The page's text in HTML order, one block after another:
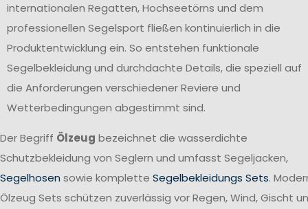
internationalen Regatten, Hochseetörns und dem
professionellen Segelsport fließen kontinuierlich in die
Produktentwicklung ein. So entstehen funktionale
Segelbekleidung und durchdachte Details, die speziell auf
die Anforderungen verschiedener Reviere und
Wetterbedingungen abgestimmt sind.
Der Begriff Ölzeug bezeichnet die wasserdichte
Schutzbekleidung von Seglern und umfasst Segeljacken,
Segelhosen sowie komplette Segelbekleidungs Sets.
Ölzeug Sets schützen zuverlässig vor Regen, Wind, Gischt